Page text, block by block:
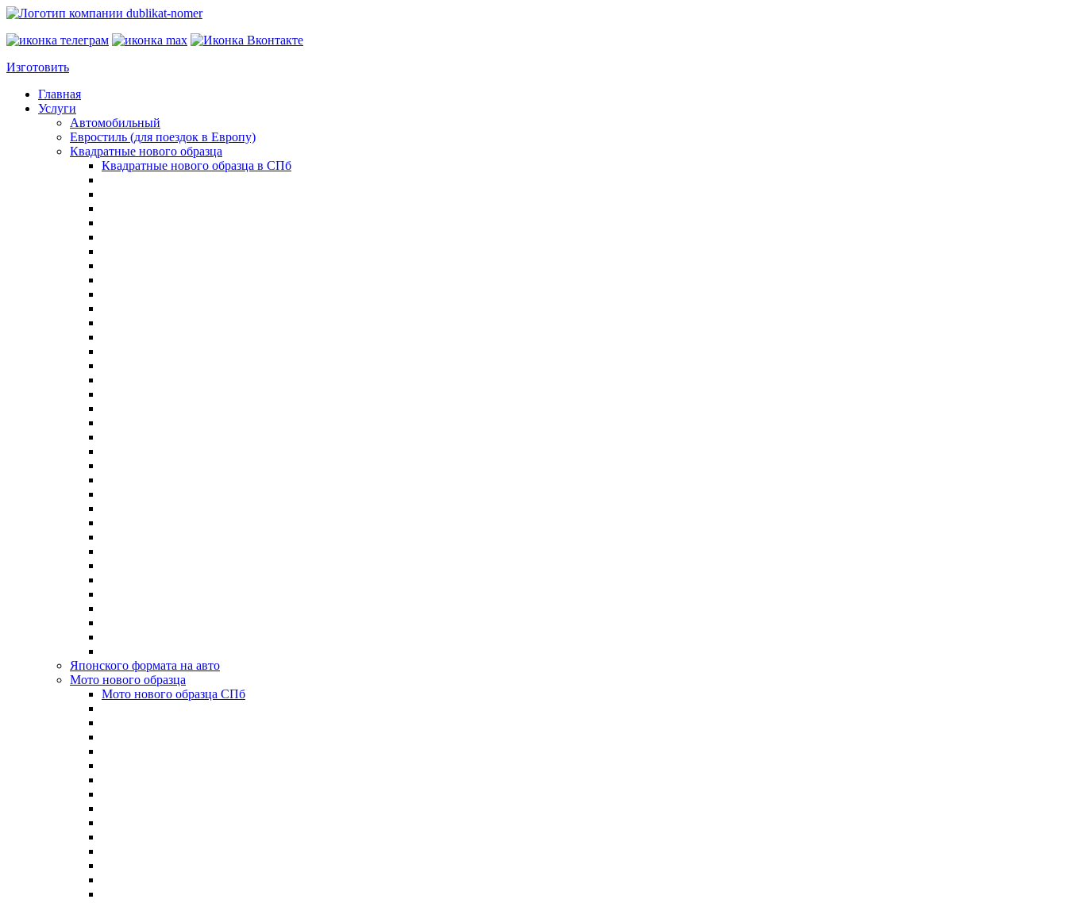
Изготовить
Главная
Услуги
Автомобильный
Евростиль (для поездок в Европу)
Квадратные нового образца
Квадратные нового образца в СПб
Японского формата на авто
Мото нового образца
Мото нового образца СПб